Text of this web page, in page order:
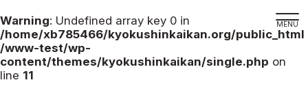
Warning: Undefined array key 0 in
/home/xb785466/kyokushinkaikan.org/public_html
/www-test/wp-
content/themes/kyokushinkaikan/single.php on
line 11